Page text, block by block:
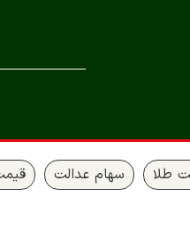
طلا سهام عدالت